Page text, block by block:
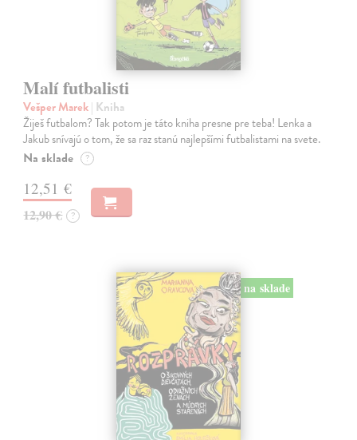
Malí futbalisti
Vešper Marek| Kniha
Žiješ futbalom? Tak potom je táto kniha presne pre teba! Lenka a
Jakub snívajú o tom, že sa raz stanú najlepšími futbalistami na svete.
Na sklade ?
12,51 €
12,90 € ?
na sklade